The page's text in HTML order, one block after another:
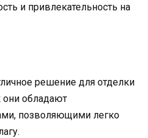
и привлекательность на
решение для отделки
они обладают
позволяющими легко